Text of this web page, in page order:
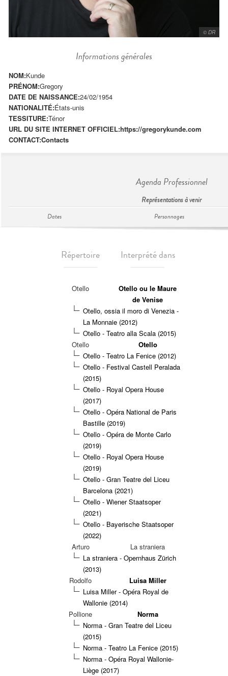
© DR
Informations générales
NOM:Kunde
PRÉNOM:Gregory
DATE DE NAISSANCE:24/02/1954
NATIONALITÉ:États-unis
TESSITURE:Ténor
URL DU SITE INTERNET OFFICIEL:https://gregorykunde.com
CONTACT:Contacts
Agenda Professionnel
Représentations à venir
Dates Personnages
Répertoire Interprété dans
Otello
Otello ou le Maure
de Venise
Otello, ossia il moro di Venezia -
La Monnaie (2012)
Otello - Teatro alla Scala (2015)
Otello
Otello
Otello - Teatro La Fenice (2012)
Otello - Festival Castell Peralada
(2015)
Otello - Royal Opera House
(2017)
Otello - Opéra National de Paris
Bastille (2019)
Otello - Opéra de Monte Carlo
(2019)
Otello - Royal Opera House
(2019)
Otello - Gran Teatre del Liceu
Barcelona (2021)
Otello - Wiener Staatsoper
(2021)
Otello - Bayerische Staatsoper
(2022)
Arturo
La straniera
La straniera - Opernhaus Zürich
(2013)
Rodolfo
Luisa Miller
Luisa Miller - Opéra Royal de
Wallonie (2014)
Pollione
Norma
Norma - Gran Teatre del Liceu
(2015)
Norma - Teatro La Fenice (2015)
Norma - Opéra Royal Wallonie-
Liège (2017)